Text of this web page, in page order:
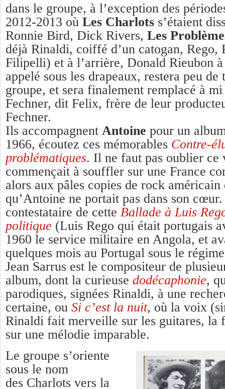
dans le groupe, à l’exception des
2012-2013 où Les Charlots s’étaient
Ronnie Bird, Dick Rivers, Les
déjà Rinaldi, coiffé d’un catogan, Rego,
Filipelli) et à l’arrière, Donald Rieubon
appelé sous les drapeaux, restera peu de
groupe, et sera finalement remplacé à
Fechner, dit Felix, frère de leur
Fechner.
Ils accompagnent Antoine pour un
1966, écoutez ces mémorables Contre-
problématiques. Il ne faut pas oublier ce
commençait à souffler sur une France
alors aux pâles copies de rock américain
qu’Antoine ne portait pas dans son
contestataire de cette Ballade à Luis
politique (Luis Rego qui était portugais
1960 le service militaire en Angola, et
quelques mois au Portugal sous le
Jean Sarrus est le compositeur de
album, dont la curieuse dodécaphonie,
parodiques, signées Rinaldi, à une
certaine, ou Si c’est la nuit, où la voix
Rinaldi fait merveille sur les guitares, la
sur une mélodie imparable.
Le groupe s’oriente
sous le nom
des Charlots vers la